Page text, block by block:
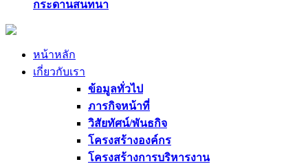
กระดานสนทนา
หน้าหลัก
เกี่ยวกับเรา
ข้อมูลทั่วไป
ภารกิจหน้าที่
วิสัยทัศน์/พันธกิจ
โครงสร้างองค์กร
โครงสร้างการบริหารงาน